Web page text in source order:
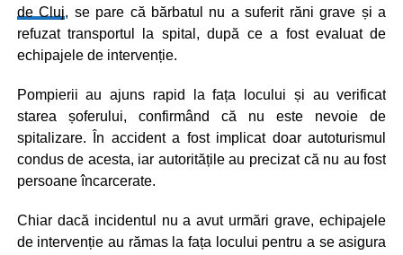
de Cluj, se pare că bărbatul nu a suferit răni grave și a
refuzat transportul la spital, după ce a fost evaluat de
echipajele de intervenție.
Pompierii au ajuns rapid la fața locului și au verificat
starea șoferului, confirmând că nu este nevoie de
spitalizare. În accident a fost implicat doar autoturismul
condus de acesta, iar autoritățile au precizat că nu au fost
persoane încarcerate.
Chiar dacă incidentul nu a avut urmări grave, echipajele
de intervenție au rămas la fața locului pentru a se asigura